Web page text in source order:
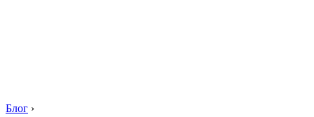
Блог ›